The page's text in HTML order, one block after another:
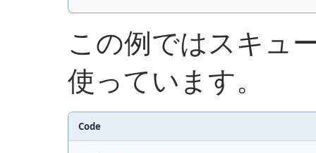
この例ではスキュ
使っています。
Code